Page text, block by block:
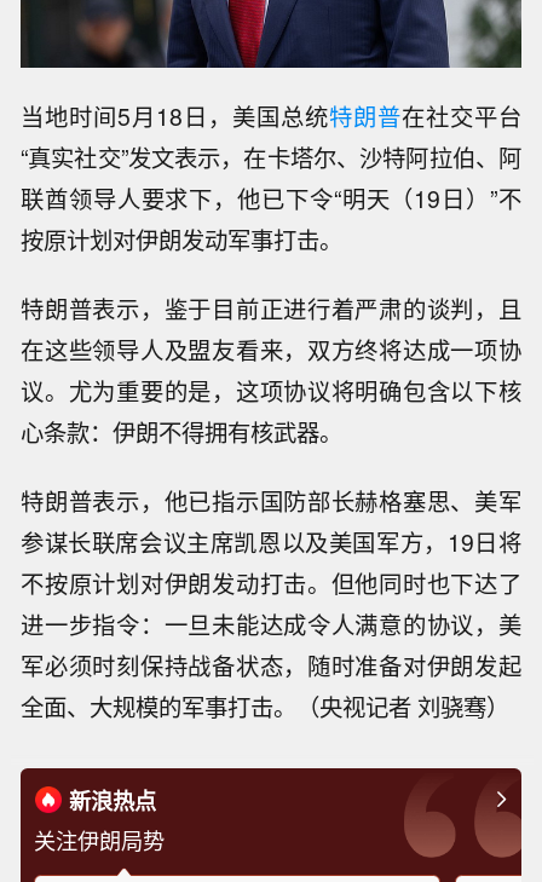
当地时间5月18日，美国总统特朗普在社交平台
“真实社交”发文表示，在卡塔尔、沙特阿拉伯、阿
联酋领导人要求下，他已下令“明天（19日）”不
按原计划对伊朗发动军事打击。
特朗普表示，鉴于目前正进行着严肃的谈判，且
在这些领导人及盟友看来，双方终将达成一项协
议。尤为重要的是，这项协议将明确包含以下核
心条款：伊朗不得拥有核武器。
特朗普表示，他已指示国防部长赫格塞思、美军
参谋长联席会议主席凯恩以及美国军方，19日将
不按原计划对伊朗发动打击。但他同时也下达了
进一步指令：一旦未能达成令人满意的协议，美
军必须时刻保持战备状态，随时准备对伊朗发起
全面、大规模的军事打击。（央视记者 刘骁骞）
新浪热点
关注伊朗局势